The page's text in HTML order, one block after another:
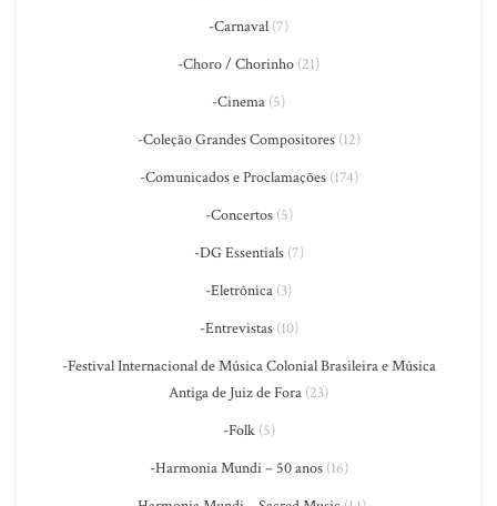
-Carnaval (7)
-Choro / Chorinho (21)
-Cinema (5)
-Coleção Grandes Compositores(12)
-Comunicados e Proclamações(174)
-Concertos(5)
-DG Essentials(7)
-Eletrônica (3)
-Entrevistas(10)
-Festival Internacional de Música Colonial Brasileira e Música
Antiga de Juiz de Fora (23)
-Folk(5)
-Harmonia Mundi – 50 anos(16)